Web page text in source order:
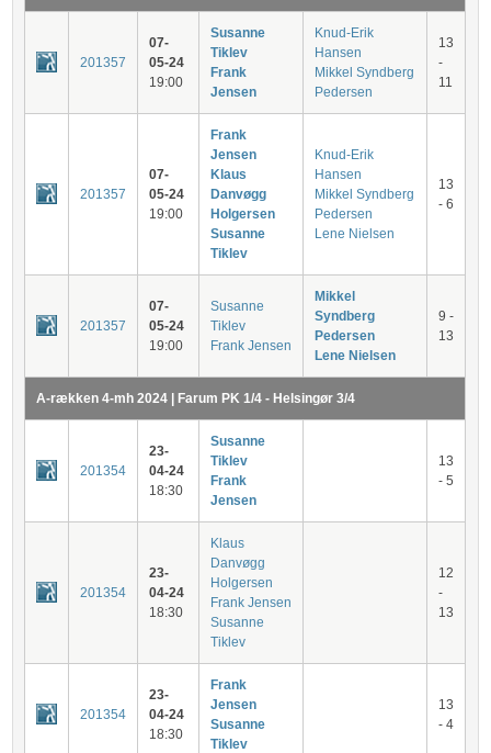
201357
07-
05-24
19:00
Susanne
Tiklev
Frank
Jensen
Knud-Erik
Hansen
Mikkel Syndberg
Pedersen
13
-
11
201357
07-
05-24
19:00
Frank
Jensen
Klaus
Danvøgg
Holgersen
Susanne
Tiklev
Knud-Erik
Hansen
Mikkel Syndberg
Pedersen
Lene Nielsen
13
- 6
201357
07-
05-24
19:00
Susanne
Tiklev
Frank Jensen
Mikkel
Syndberg
Pedersen
Lene Nielsen
9 -
13
A-rækken 4-mh 2024 | Farum PK 1/4 - Helsingør 3/4
201354
23-
04-24
18:30
Susanne
Tiklev
Frank
Jensen
13
- 5
201354
23-
04-24
18:30
Klaus
Danvøgg
Holgersen
Frank Jensen
Susanne
Tiklev
12
-
13
201354
23-
04-24
18:30
Frank
Jensen
Susanne
Tiklev
13
- 4